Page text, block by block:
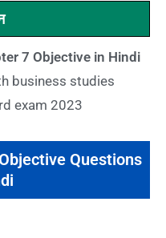
7 Objective in Hindi
business studies
exam 2023
Questions